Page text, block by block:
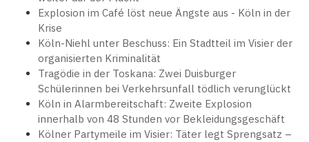
Explosion im Café löst neue Ängste aus - Köln in der
Krise
Köln-Niehl unter Beschuss: Ein Stadtteil im Visier der
organisierten Kriminalität
Tragödie in der Toskana: Zwei Duisburger
Schülerinnen bei Verkehrsunfall tödlich verunglückt
Köln in Alarmbereitschaft: Zweite Explosion
innerhalb von 48 Stunden vor Bekleidungsgeschäft
Kölner Partymeile im Visier: Täter legt Sprengsatz –